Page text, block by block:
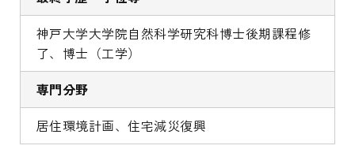
神戸大学大学院自然科学研究科博士後期課程修
了、博士（工学）
専門分野
居住環境計画、住宅減災復興